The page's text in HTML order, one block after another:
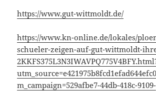
https://www.gut-wittmoldt.de/
https://www.kn-online.de/lokales/
schueler-zeigen-auf-gut-wittmoldt-
m_campaign=529afbe7-44db-418c-9109-